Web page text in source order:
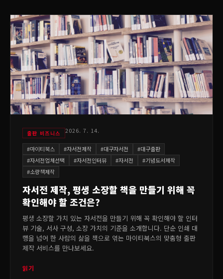
출판 비즈니스 2026. 7. 14.
#마이티북스 #자서전제작 #대구자서전 #대구출판
#자서전업체선택 #자서전인터뷰 #자서전 #기념도서제작
#소량책제작
자서전 제작, 평생 소장할 책을 만들기 위해 꼭
확인해야 할 조건은?
평생 소장할 가치 있는 자서전을 만들기 위해 꼭 확인해야 할 인터
뷰 기술, 서사 구성, 소장 가치의 기준을 소개합니다. 단순 인쇄 대
행을 넘어 한 사람의 삶을 책으로 엮는 마이티북스의 맞춤형 출판
제작 서비스를 만나보세요.
읽기